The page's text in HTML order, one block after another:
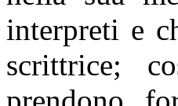
interpreti e
scrittrice;